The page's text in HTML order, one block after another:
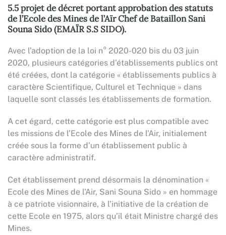
5.5 projet de décret portant approbation des statuts
de l’Ecole des Mines de l’Aïr Chef de Bataillon Sani
Souna Sido (EMAÏR S.S SIDO).
Avec l’adoption de la loi n° 2020-020 bis du 03 juin
2020, plusieurs catégories d’établissements publics ont
été créées, dont la catégorie « établissements publics à
caractère Scientifique, Culturel et Technique » dans
laquelle sont classés les établissements de formation.
A cet égard, cette catégorie est plus compatible avec
les missions de l’Ecole des Mines de l’Air, initialement
créée sous la forme d’un établissement public à
caractère administratif.
Cet établissement prend désormais la dénomination «
Ecole des Mines de l’Air, Sani Souna Sido » en hommage
à ce patriote visionnaire, à l’initiative de la création de
cette Ecole en 1975, alors qu’il était Ministre chargé des
Mines.